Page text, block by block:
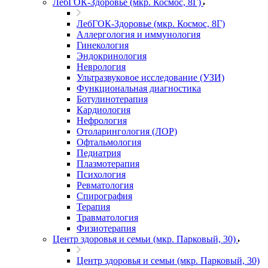
ЛебГОК-Здоровье (мкр. Космос, 8Г)
ЛебГОК-Здоровье (мкр. Космос, 8Г)
Аллергология и иммунология
Гинекология
Эндокринология
Неврология
Ультразвуковое исследование (УЗИ)
Функциональная диагностика
Ботулинотерапия
Кардиология
Нефрология
Отоларингология (ЛОР)
Офтальмология
Педиатрия
Плазмотерапия
Психология
Ревматология
Спирография
Терапия
Травматология
Физиотерапия
Центр здоровья и семьи (мкр. Парковый, 30)
Центр здоровья и семьи (мкр. Парковый, 30)